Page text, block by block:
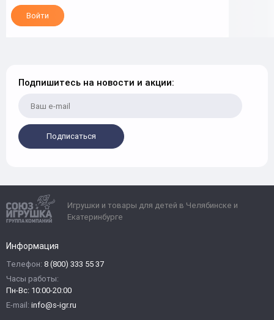
Войти
Подпишитесь на новости и акции:
Подписаться
Игрушки и товары для детей в Челябинске и
Екатеринбурге
Информация
Телефон: 8 (800) 333 55 37
Часы работы:
Пн-Вс: 10:00-20:00
E-mail: info@s-igr.ru